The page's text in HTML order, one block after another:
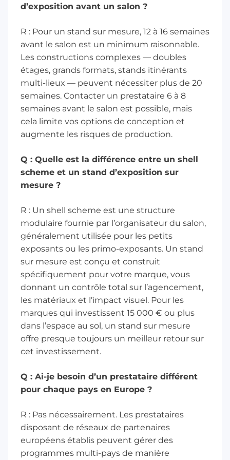
d’exposition avant un salon ?
R : Pour un stand sur mesure, 12 à 16 semaines
avant le salon est un minimum raisonnable.
Les constructions complexes — doubles
étages, grands formats, stands itinérants
multi-lieux — peuvent nécessiter plus de 20
semaines. Contacter un prestataire 6 à 8
semaines avant le salon est possible, mais
cela limite vos options de conception et
augmente les risques de production.
Q : Quelle est la différence entre un shell
scheme et un stand d’exposition sur
mesure ?
R : Un shell scheme est une structure
modulaire fournie par l’organisateur du salon,
généralement utilisée pour les petits
exposants ou les primo-exposants. Un stand
sur mesure est conçu et construit
spécifiquement pour votre marque, vous
donnant un contrôle total sur l’agencement,
les matériaux et l’impact visuel. Pour les
marques qui investissent 15 000 € ou plus
dans l’espace au sol, un stand sur mesure
offre presque toujours un meilleur retour sur
cet investissement.
Q : Ai-je besoin d’un prestataire différent
pour chaque pays en Europe ?
R : Pas nécessairement. Les prestataires
disposant de réseaux de partenaires
européens établis peuvent gérer des
programmes multi-pays de manière